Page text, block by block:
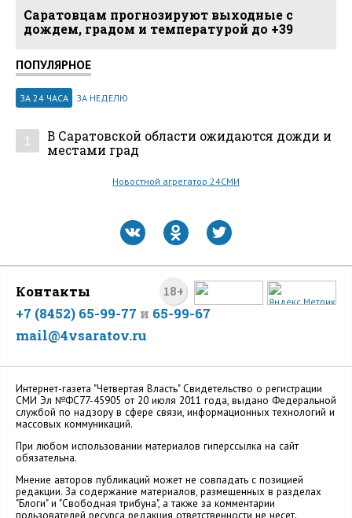
Саратовцам прогнозируют выходные с
дождем, градом и температурой до +39
ПОПУЛЯРНОЕ
ЗА 24 ЧАСА ЗА НЕДЕЛЮ
1
В Саратовской области ожидаются дожди и
местами град
Новостной агрегатор 24СМИ
18+
Контакты
+7 (8452) 65-99-77 и 65-99-67
mail@4vsaratov.ru
Интернет-газета "Четвертая Власть" Cвидетельство о регистрации
СМИ Эл №ФС77-45905 от 20 июля 2011 года, выдано Федеральной
службой по надзору в сфере связи, информационных технологий и
массовых коммуникаций.
При любом использовании материалов гиперссылка на сайт
обязательна.
Мнение авторов публикаций может не совпадать с позицией
редакции. За содержание материалов, размещенных в разделах
"Блоги" и "Свободная трибуна", а также за комментарии